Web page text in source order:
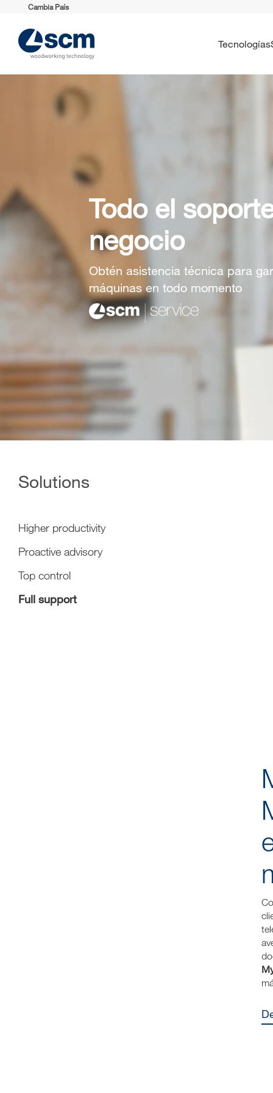
Cambia País
Tecnologías
Todo el
negocio
Obtén asistencia técnica para
máquinas en todo momento
Solutions
Higher productivity
Proactive advisory
Top control
Full support